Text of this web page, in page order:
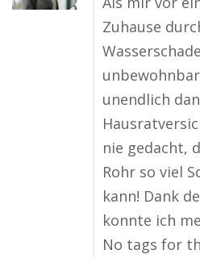
Zuhause
unendlich
nie gedacht,
Rohr so viel
kann! Dank
konnte ich
No tags for